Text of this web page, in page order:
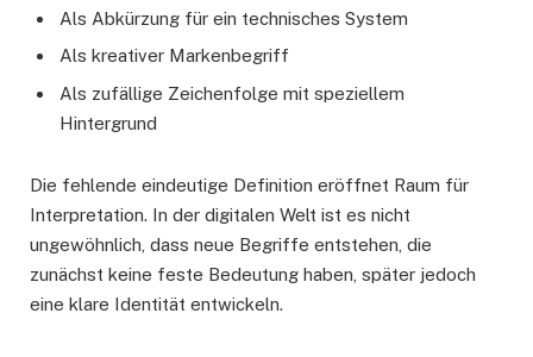
Als Abkürzung für ein technisches System
Als kreativer Markenbegriff
Als zufällige Zeichenfolge mit speziellem
Hintergrund
Die fehlende eindeutige Definition eröffnet Raum für
Interpretation. In der digitalen Welt ist es nicht
ungewöhnlich, dass neue Begriffe entstehen, die
zunächst keine feste Bedeutung haben, später jedoch
eine klare Identität entwickeln.